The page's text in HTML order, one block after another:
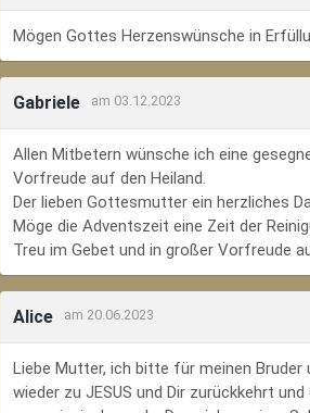
Mögen Gottes Herzenswünsche in
Gabriele am 03.12.2023
Allen Mitbetern wünsche ich eine
Vorfreude auf den Heiland.
Der lieben Gottesmutter ein herzliches
Möge die Adventszeit eine Zeit der
Treu im Gebet und in großer Vorfreude
Alice am 20.06.2023
Liebe Mutter, ich bitte für meinen Bruder
wieder zu JESUS und Dir zurückkehrt